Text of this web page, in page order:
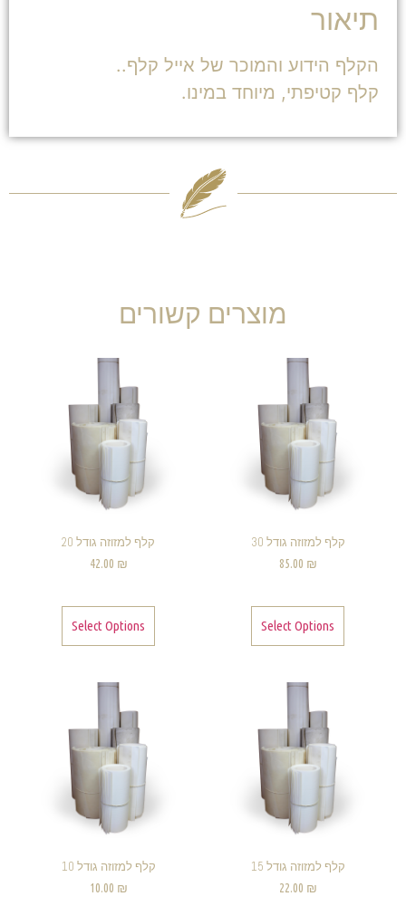
תיאור
הקלף הידוע והמוכר של אייל קלף..
קלף קטיפתי, מיוחד במינו.
מוצרים קשורים
קלף למזוזה גודל 30
85.00 ₪
Select Options
קלף למזוזה גודל 20
42.00 ₪
Select Options
קלף למזוזה גודל 15
22.00 ₪
קלף למזוזה גודל 10
10.00 ₪